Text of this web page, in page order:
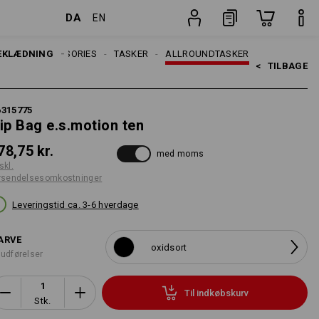
DA EN
ALLROUNDTASKER
TASKER
ACCESSORIES
< TILBAGE
Bag e.s.motion ten
kr.
med moms
Leveringstid ca. 3-6 hverdage
oxidsort
Stk.
Til indkøbskurv